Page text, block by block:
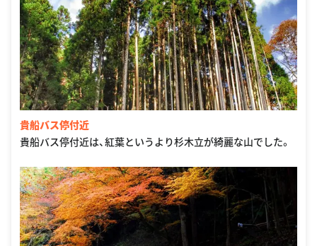
貴船バス停付近
貴船バス停付近は、紅葉というより杉木立が綺麗な山でした。